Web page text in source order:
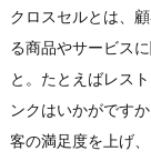
クロスセルとは、
る商品やサービス
と。たとえばレス
ンクはいかがです
客の満足度を上げ